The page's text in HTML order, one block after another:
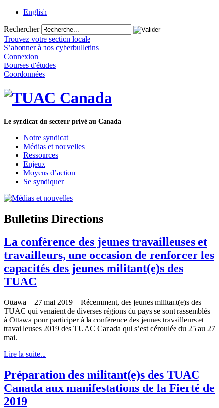
English
Rechercher
Trouvez votre section locale
S’abonner à nos cyberbulletins
Connexion
Bourses d'études
Coordonnées
Le syndicat du secteur privé au Canada
Notre syndicat
Médias et nouvelles
Ressources
Enjeux
Moyens d’action
Se syndiquer
Bulletins Directions
La conférence des jeunes travailleuses et
travailleurs, une occasion de renforcer les
capacités des jeunes militant(e)s des
TUAC
Ottawa – 27 mai 2019 – Récemment, des jeunes militant(e)s des
TUAC qui venaient de diverses régions du pays se sont rassemblés
à Ottawa pour participer à la conférence des jeunes travailleurs et
travailleuses 2019 des TUAC Canada qui s’est déroulée du 25 au 27
mai.
Lire la suite...
Préparation des militant(e)s des TUAC
Canada aux manifestations de la Fierté de
2019